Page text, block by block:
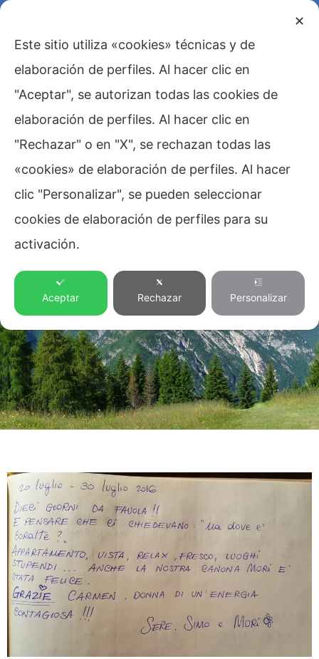
Testimonials
✕
Este sitio utiliza «cookies» técnicas y de
elaboración de perfiles. Al hacer clic en
"Aceptar", se autorizan todas las cookies de
elaboración de perfiles. Al hacer clic en
"Rechazar" o en "X", se rechazan todas las
«cookies» de elaboración de perfiles. Al hacer
clic "Personalizar", se pueden seleccionar
cookies de elaboración de perfiles para su
activación.
Aceptar Rechazar Personalizar